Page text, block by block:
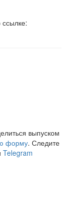
выпуском
форму. Следите
Telegram